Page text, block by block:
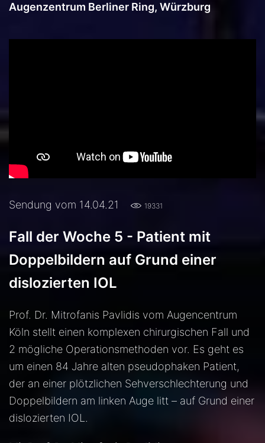
Augenzentrum Berliner Ring, Würzburg
Sendung vom 14.04.21 19331
Fall der Woche 5 - Patient mit
Doppelbildern auf Grund einer
dislozierten IOL
Prof. Dr. Mitrofanis Pavlidis vom Augencentrum
Köln stellt einen komplexen chirurgischen Fall und
2 mögliche Operationsmethoden vor. Es geht es
um einen 84 Jahre alten pseudophaken Patient,
der an einer plötzlichen Sehverschlechterung und
Doppelbildern am linken Auge litt – auf Grund einer
dislozierten IOL.